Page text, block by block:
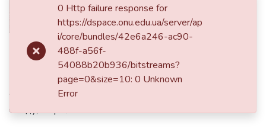
Date
Authors
Санду, Мария
0 Http failure response for
https://dspace.onu.edu.ua/server/ap
i/core/bundles/42e6a246-ac90-
488f-a56f-
54088b20b936/bitstreams?
page=0&size=10: 0 Unknown
Error